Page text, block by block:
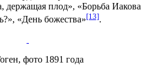
плод», «Борьба Иакова
«День божества»[13].
фото 1891 года